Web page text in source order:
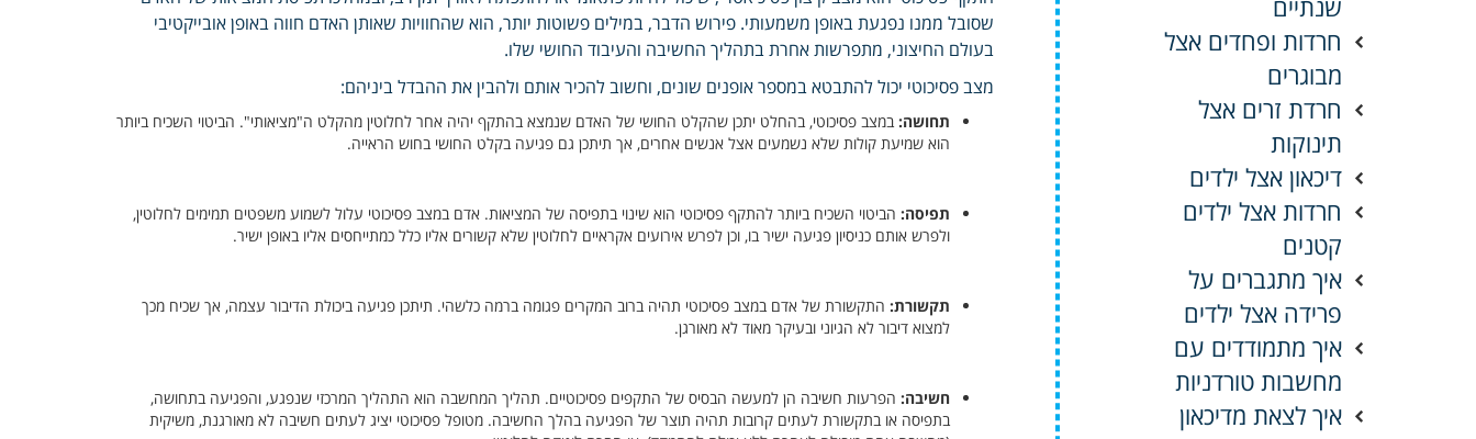
שסובל ממנו נפגעת באופן משמעותי. פירוש הדבר, במילים פשוטות יותר, הוא שהחוויות שאותן האדם חווה באופן אובייקטיבי
בעולם החיצוני, מתפרשות אחרת בתהליך החשיבה והעיבוד החושי שלו.
מצב פסיכוטי יכול להתבטא במספר אופנים שונים, וחשוב להכיר אותם ולהבין את ההבדל ביניהם:
תחושה: במצב פסיכוטי, בהחלט יתכן שהקלט החושי של האדם שנמצא בהתקף יהיה אחר לחלוטין מהקלט ה"מציאותי". הביטוי השכיח ביותר
הוא שמיעת קולות שלא נשמעים אצל אנשים אחרים, אך תיתכן גם פגיעה בקלט החושי בחוש הראייה.
תפיסה: הביטוי השכיח ביותר להתקף פסיכוטי הוא שינוי בתפיסה של המציאות. אדם במצב פסיכוטי עלול לשמוע משפטים תמימים לחלוטין,
ולפרש אותם כניסיון פגיעה ישיר בו, וכן לפרש אירועים אקראיים לחלוטין שלא קשורים אליו כלל כמתייחסים אליו באופן ישיר.
תקשורת: התקשורת של אדם במצב פסיכוטי תהיה ברוב המקרים פגומה ברמה כלשהי. תיתכן פגיעה ביכולת הדיבור עצמה, אך שכיח מכך
למצוא דיבור לא הגיוני ובעיקר מאוד לא מאורגן.
חשיבה: הפרעות חשיבה הן למעשה הבסיס של התקפים פסיכוטיים. תהליך המחשבה הוא התהליך המרכזי שנפגע, והפגיעה בתחושה,
בתפיסה או בתקשורת לעתים קרובות תהיה תוצר של הפגיעה בהלך החשיבה. מטופל פסיכוטי יציג לעתים חשיבה לא מאורגנת, משיקית
חרדות ופחדים אצל
מבוגרים
חרדת זרים אצל
תינוקות
דיכאון אצל ילדים
חרדות אצל ילדים
קטנים
איך מתגברים על
פרידה אצל ילדים
איך מתמודדים עם
מחשבות טורדניות
איך לצאת מדיכאון